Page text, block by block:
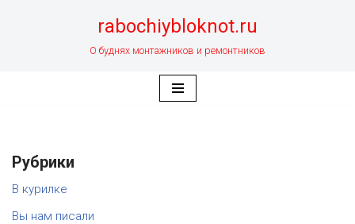
rabochiybloknot.ru
О буднях монтажников и ремонтников
Рубрики
В курилке
Вы нам писали